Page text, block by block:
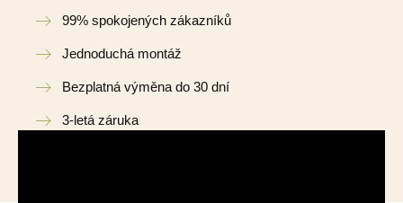
99% spokojených zákazníků
Jednoduchá montáž
Bezplatná výměna do 30 dní
3-letá záruka